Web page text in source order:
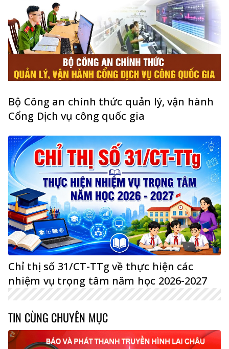
Bộ Công an chính thức quản lý, vận hành
Cổng Dịch vụ công quốc gia
Chỉ thị số 31/CT-TTg về thực hiện các
nhiệm vụ trọng tâm năm học 2026-2027
TIN CÙNG CHUYÊN MỤC